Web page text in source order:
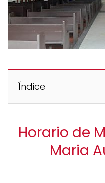
Índice
Horario de
Maria